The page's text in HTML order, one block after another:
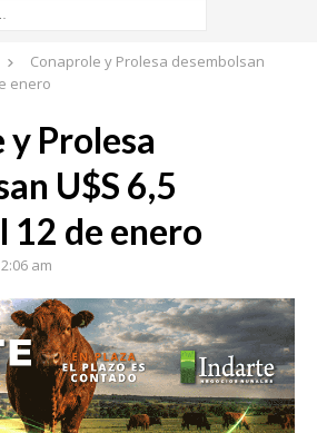
Conaprole y Prolesa desembolsan
enero
Prolesa
U$S 6,5
12 de enero
am